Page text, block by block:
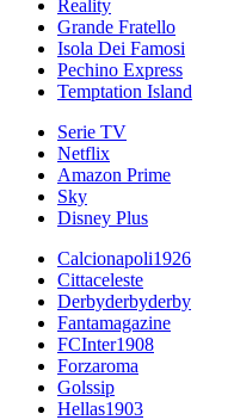
Reality
Grande Fratello
Isola Dei Famosi
Pechino Express
Temptation Island
Serie TV
Netflix
Amazon Prime
Sky
Disney Plus
Calcionapoli1926
Cittaceleste
Derbyderbyderby
Fantamagazine
FCInter1908
Forzaroma
Golssip
Hellas1903